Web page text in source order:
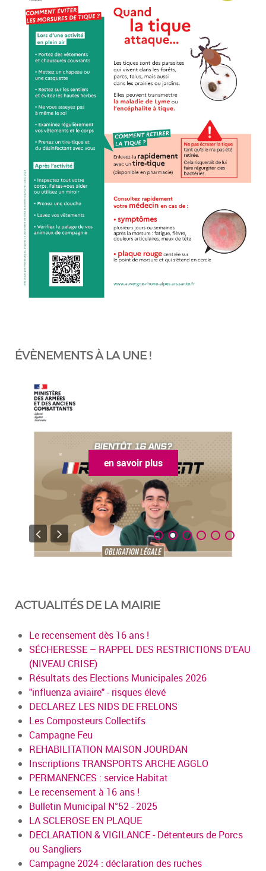
ÉVÈNEMENTS À LA UNE !
en savoir plus
ACTUALITÉS DE LA MAIRIE
Le recensement dès 16 ans !
SÉCHERESSE – RAPPEL DES RESTRICTIONS D'EAU
(NIVEAU CRISE)
Résultats des Elections Municipales 2026
"influenza aviaire" - risques élevé
DECLAREZ LES NIDS DE FRELONS
Les Composteurs Collectifs
Campagne Feu
REHABILITATION MAISON JOURDAN
Inscriptions TRANSPORTS ARCHE AGGLO
PERMANENCES : service Habitat
Le recensement à 16 ans !
Bulletin Municipal N°52 - 2025
LA SCLEROSE EN PLAQUE
DECLARATION & VIGILANCE - Détenteurs de Porcs
ou Sangliers
Campagne 2024 : déclaration des ruches